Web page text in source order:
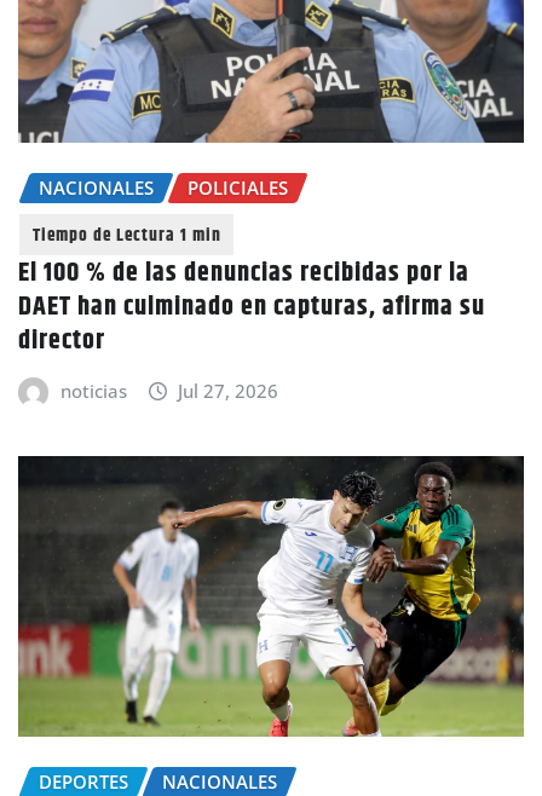
NACIONALES POLICIALES
El 100 % de las denuncias recibidas por la
DAET han culminado en capturas, afirma su
director
noticias Jul 27, 2026
DEPORTES NACIONALES